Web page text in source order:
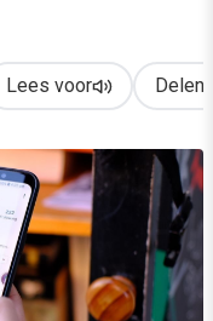
Lees voor Delen